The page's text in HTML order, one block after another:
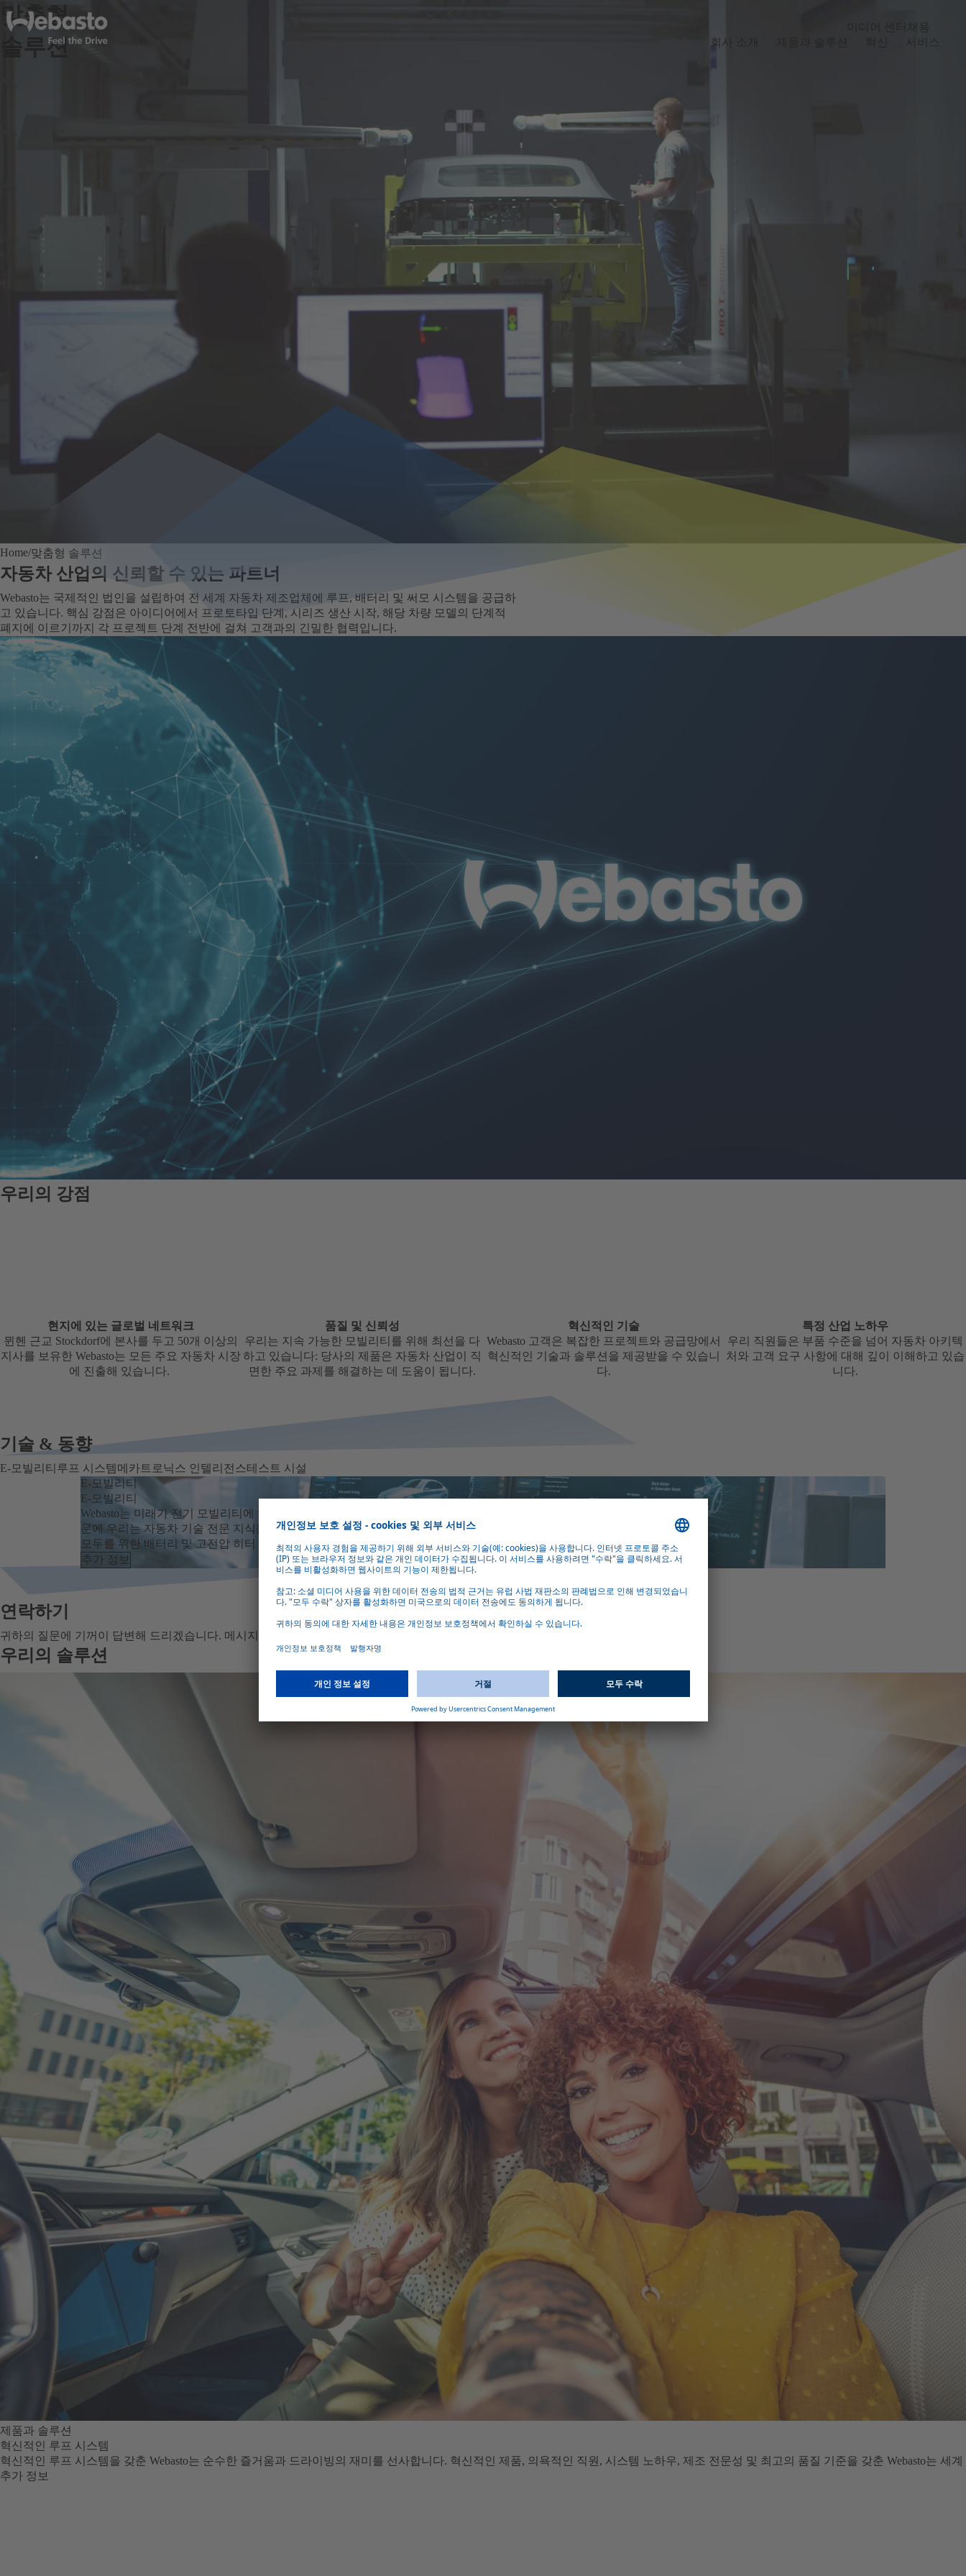
회사 소개 서비스
채용
맞춤형
솔루션
Home 맞춤형 솔루션
자동차 산업의 신뢰할 수 있는 파트너
Webasto는 국제적인 법인을 설립하여 전 세계 자동차 제조업체에 루프, 배터리 및 써모 시스템을 공급하
고 있습니다. 핵심 강점은 아이디어에서 프로토타입 단계, 시리즈 생산 시작, 해당 차량 모델의 단계적
폐지에 이르기까지 각 프로젝트 단계 전반에 걸쳐 고객과의 긴밀한 협력입니다.
우리의 강점
현지에 있는 글로벌 네트워크
뮌헨 근교 Stockdorf에 본사를 두고 50개 이상의
지사를 보유한 Webasto는 모든 주요 자동차 시장
에 진출해 있습니다.
품질 및 신뢰성
우리는 지속 가능한 모빌리티를 위해 최선을 다
하고 있습니다: 당사의 제품은 자동차 산업이 직
면한 주요 과제를 해결하는 데 도움이 됩니다.
혁신적인 기술
Webasto 고객은 복잡한 프로젝트와 공급망에서
혁신적인 기술과 솔루션을 제공받을 수 있습니
다.
특정 산업 노하우
우리 직원들은 부품 수준을 넘어 자동차 아키텍
처와 고객 요구 사항에 대해 깊이 이해하고 있습
니다.
기술 & 동향
E-모빌리티 루프 시스템 메카트로닉스 인텔리전스테스트 시설
E-모빌리티
E-모빌리티
Webasto는 미래가 전기 모빌리티에 있다고 확신합니다. 그렇기 때
문에 우리는 자동차 기술 전문 지식을 사용하여 승용차와 상용차
모두를 위한 배터리 및 고전압 히터 개발을 추진하고 있습니다.
추가 정보
연락하기
귀하의 질문에 기꺼이 답변해 드리겠습니다. 메시지를 작성해 주시면 즉시 연락드리겠습니다.
우리의 솔루션
제품과 솔루션
혁신적인 루프 시스템
혁신적인 루프 시스템을 갖춘 Webasto는 순수한 즐거움과 드라이빙의 재미를 선사합니다. 혁신적인 제품, 의욕적인 직원, 시스템 노하우, 제조 전문성 및 최고의 품질 기준을 갖춘 Webasto는 세
추가 정보